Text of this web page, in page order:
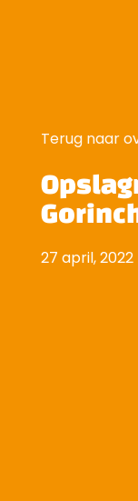
Terug naar
27 april, 2022